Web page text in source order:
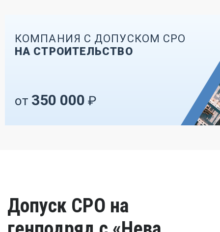
КОМПАНИЯ С ДОПУСКОМ СРО
НА СТРОИТЕЛЬСТВО
от 350 000 ₽
Допуск СРО на